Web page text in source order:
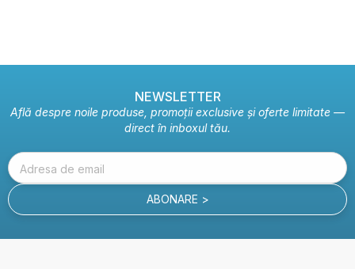
NEWSLETTER
Află despre noile produse, promoții exclusive și oferte limitate —
direct în inboxul tău.
Adresa de email
ABONARE >